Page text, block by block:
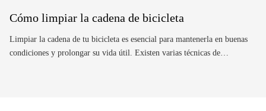
Cómo limpiar la cadena de bicicleta
Limpiar la cadena de tu bicicleta es esencial para mantenerla en buenas
condiciones y prolongar su vida útil. Existen varias técnicas de…